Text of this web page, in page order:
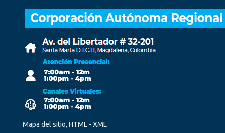
Mapa del sitio, HTML - XML